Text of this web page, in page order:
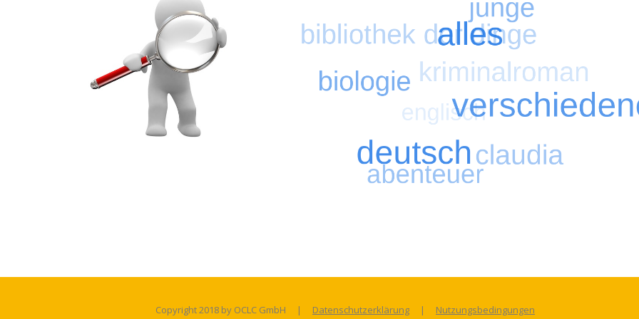
Copyright 2018 by OCLC GmbH | Datenschutzerklärung | Nutzungsbedingungen